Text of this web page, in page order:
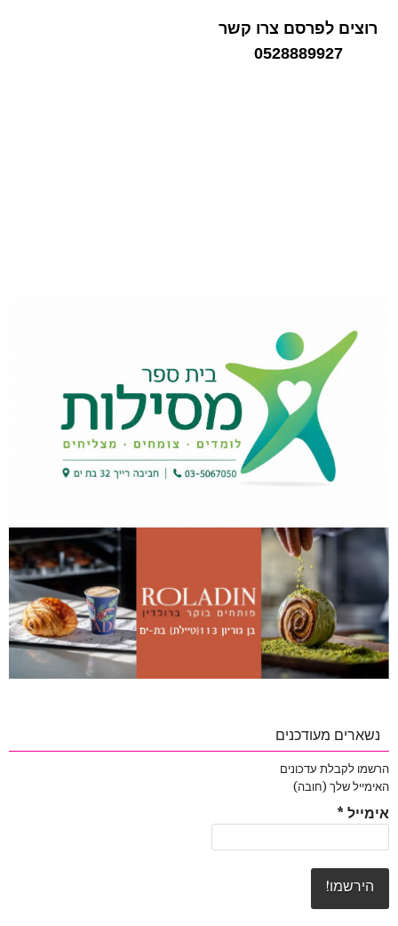
רוצים לפרסם צרו קשר
0528889927
נשארים מעודכנים
הרשמו לקבלת עדכונים
האימייל שלך (חובה)
אימייל *